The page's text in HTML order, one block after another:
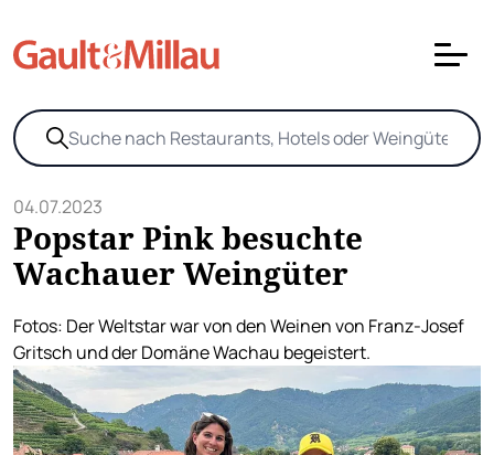
04.07.2023
Popstar Pink besuchte
Wachauer Weingüter
Fotos: Der Weltstar war von den Weinen von Franz-Josef
Gritsch und der Domäne Wachau begeistert.